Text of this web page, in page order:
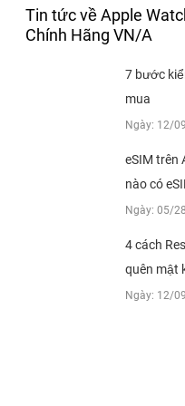
Tin tức về Apple
Chính Hãng VN/A
7 bước
mua
Ngày: 12/
eSIM trên
nào có
Ngày: 05/
4 cách
quên mật
Ngày: 12/